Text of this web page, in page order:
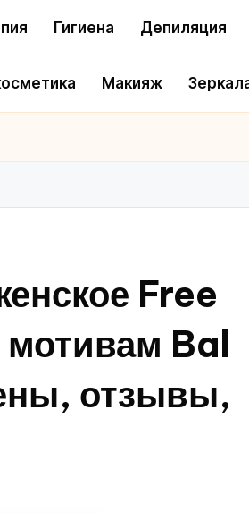
Гигиена Депиляция
Макияж
Free
Bal
отзывы,